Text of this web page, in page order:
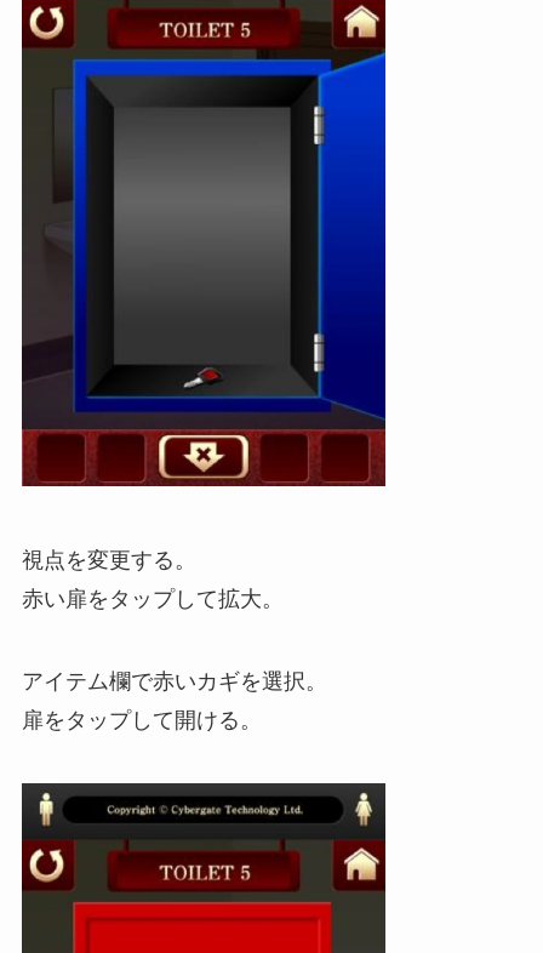
視点を変更する。
赤い扉をタップして拡大。
アイテム欄で赤いカギを選択。
扉をタップして開ける。